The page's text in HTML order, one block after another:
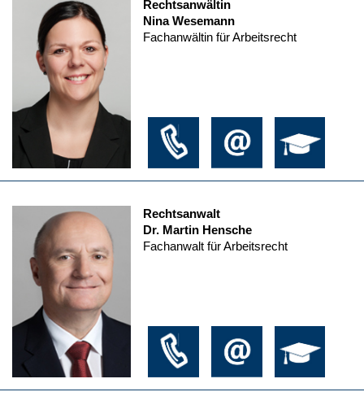
Rechtsanwältin
Nina Wesemann
Fachanwältin für Arbeitsrecht
Rechtsanwalt
Dr. Martin Hensche
Fachanwalt für Arbeitsrecht